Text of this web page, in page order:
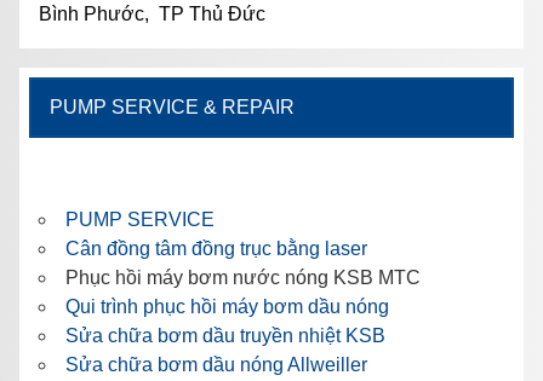
Bình Phước, TP Thủ Đức
PUMP SERVICE & REPAIR
PUMP SERVICE
Cân đồng tâm đồng trục bằng laser
Phục hồi máy bơm nước nóng KSB MTC
Qui trình phục hồi máy bơm dầu nóng
Sửa chữa bơm dầu truyền nhiệt KSB
Sửa chữa bơm dầu nóng Allweiller